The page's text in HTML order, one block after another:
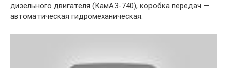
дизельного двигателя (КамАЗ-740), коробка передач —
автоматическая гидромеханическая.